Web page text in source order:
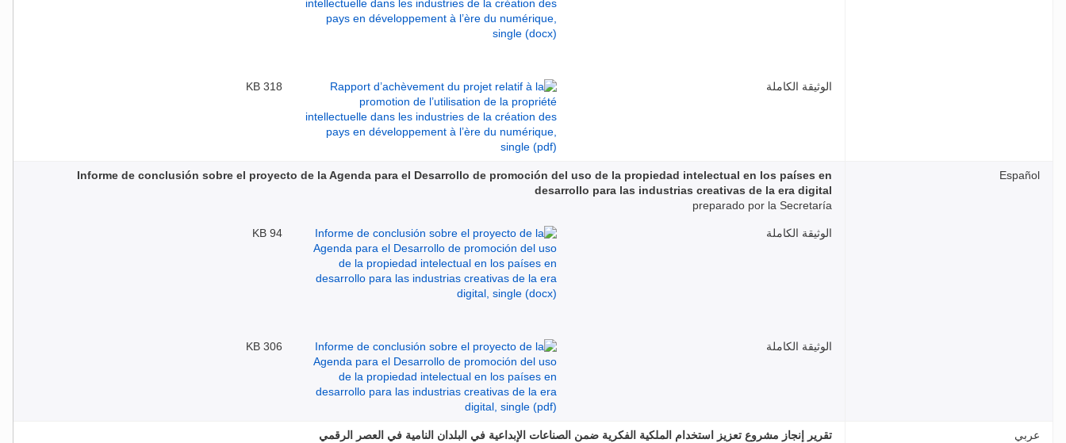
الوثيقة الكاملة 318 KB
Español
Informe de conclusión sobre el proyecto de la Agenda para el Desarrollo de promoción del uso de la propiedad intelectual en los países en
desarrollo para las industrias creativas de la era digital
preparado por la Secretaría
الوثيقة الكاملة 94 KB
الوثيقة الكاملة 306 KB
عربي
تقرير إنجاز مشروع تعزيز استخدام الملكية الفكرية ضمن الصناعات الإبداعية في البلدان النامية في العصر الرقمي